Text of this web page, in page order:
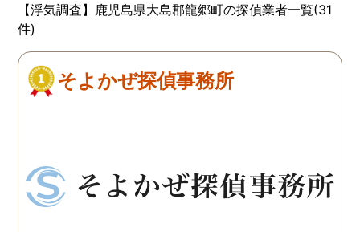
【浮気調査】鹿児島県大島郡龍郷町の探偵業者一覧(31
件)
そよかぜ探偵事務所